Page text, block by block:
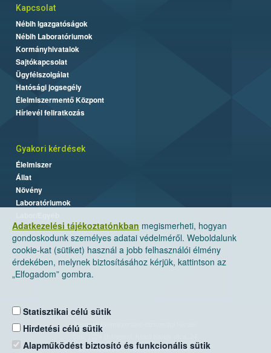
Adatkezelési tájékoztatónkban megismerheti, hogyan
gondoskodunk személyes adatai védelméről. Weboldalunk
cookie-kat (sütiket) használ a jobb felhasználói élmény
érdekében, melynek biztosításához kérjük, kattintson az
„Elfogadom” gombra.
Statisztikai célú sütik
Hirdetési célú sütik
Alapműködést biztosító és funkcionális sütik
Kapcsolat
Nébih Igazgatóságok
Nébih Laboratóriumok
Kormányhivatalok
Sajtókapcsolat
Ügyfélszolgálat
Hatósági jogsegély
Élelmiszermentő Központ
Hírlevél feliratkozás
Gyakori kérdések
Élelmiszer
Állat
Növény
Laboratóriumok
Nemzeti Élelmiszerlánc-biztonsági Hivatal
Levelezési cím: 1525 Budapest. Pf. 30.